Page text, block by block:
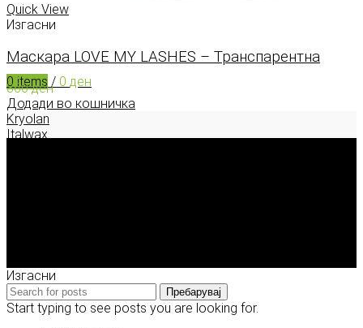
0 items / 0 ден
Quick View
Изгасни
Маскара LOVE MY LASHES – Транспарентна
360ден
Додади во кошничка
Kryolan
Italwax
Изгасни
Пребарувај
Start typing to see posts you are looking for.